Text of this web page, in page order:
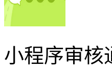
小程序审核